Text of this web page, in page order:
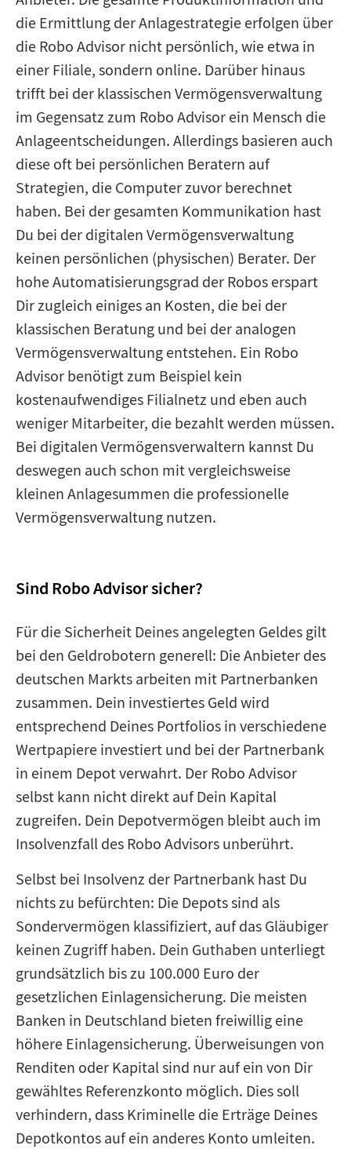
die Ermittlung der Anlagestrategie erfolgen über
die Robo Advisor nicht persönlich, wie etwa in
einer Filiale, sondern online. Darüber hinaus
trifft bei der klassischen Vermögensverwaltung
im Gegensatz zum Robo Advisor ein Mensch die
Anlageentscheidungen. Allerdings basieren auch
diese oft bei persönlichen Beratern auf
Strategien, die Computer zuvor berechnet
haben. Bei der gesamten Kommunikation hast
Du bei der digitalen Vermögensverwaltung
keinen persönlichen (physischen) Berater. Der
hohe Automatisierungsgrad der Robos erspart
Dir zugleich einiges an Kosten, die bei der
klassischen Beratung und bei der analogen
Vermögensverwaltung entstehen. Ein Robo
Advisor benötigt zum Beispiel kein
kostenaufwendiges Filialnetz und eben auch
weniger Mitarbeiter, die bezahlt werden müssen.
Bei digitalen Vermögensverwaltern kannst Du
deswegen auch schon mit vergleichsweise
kleinen Anlagesummen die professionelle
Vermögensverwaltung nutzen.
Sind Robo Advisor sicher?
Für die Sicherheit Deines angelegten Geldes gilt
bei den Geldrobotern generell: Die Anbieter des
deutschen Markts arbeiten mit Partnerbanken
zusammen. Dein investiertes Geld wird
entsprechend Deines Portfolios in verschiedene
Wertpapiere investiert und bei der Partnerbank
in einem Depot verwahrt. Der Robo Advisor
selbst kann nicht direkt auf Dein Kapital
zugreifen. Dein Depotvermögen bleibt auch im
Insolvenzfall des Robo Advisors unberührt.
Selbst bei Insolvenz der Partnerbank hast Du
nichts zu befürchten: Die Depots sind als
Sondervermögen klassifiziert, auf das Gläubiger
keinen Zugriff haben. Dein Guthaben unterliegt
grundsätzlich bis zu 100.000 Euro der
gesetzlichen Einlagensicherung. Die meisten
Banken in Deutschland bieten freiwillig eine
höhere Einlagensicherung. Überweisungen von
Renditen oder Kapital sind nur auf ein von Dir
gewähltes Referenzkonto möglich. Dies soll
verhindern, dass Kriminelle die Erträge Deines
Depotkontos auf ein anderes Konto umleiten.